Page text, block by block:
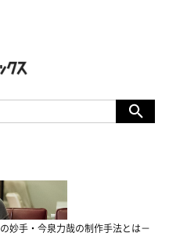
妙手・今泉力哉の制作手法とは－